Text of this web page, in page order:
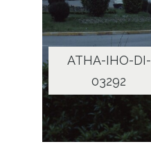
ATHA-IHO-DI-
03292